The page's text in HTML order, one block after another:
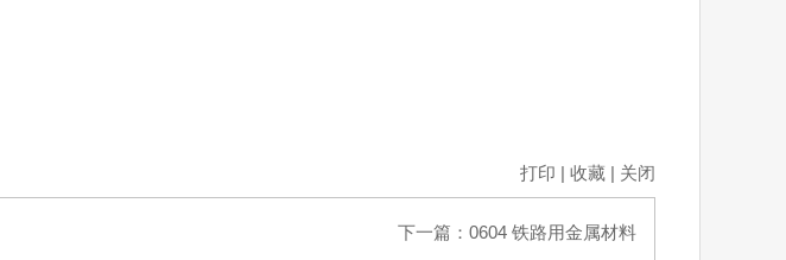
打印 | 收藏| 关闭
下一篇： 0604 铁路用金属材料